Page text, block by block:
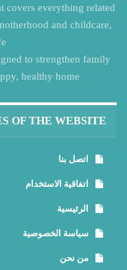
covers everything related
and childcare,
to strengthen family
healthy home.
OF THE WEBSITE
اتصل بنا
اتفاقية الاستخدام
الرئيسية
سياسة الخصوصية
من نحن